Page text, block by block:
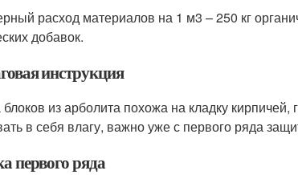
расход материалов на 1 м3 – 250 кг
добавок.
инструкция
блоков из арболита похожа на кладку
в себя влагу, важно уже с первого ряда
первого ряда